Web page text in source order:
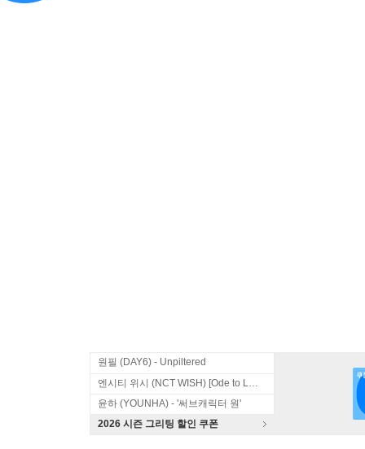
원필 (DAY6) - Unpiltered
엔시티 위시 (NCT WISH) [Ode to Love]
윤하 (YOUNHA) - '써브캐릭터 원'
2026 시즌 그리팅 할인 쿠폰